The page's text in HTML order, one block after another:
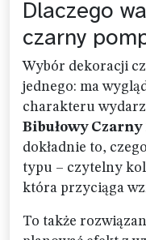
Dlaczego
czarny
Wybór dekoracji
jednego: ma
charakteru
Bibułowy Czarny
dokładnie to,
typu – czytelny
która przyciąga
To także